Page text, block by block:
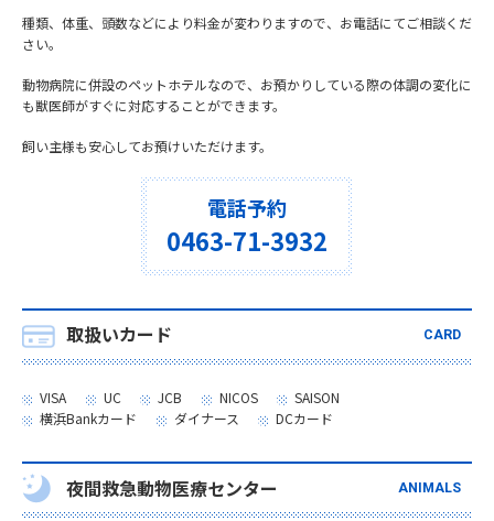
種類、体重、頭数などにより料金が変わりますので、お電話にてご相談くだ
さい。
動物病院に併設のペットホテルなので、お預かりしている際の体調の変化に
も獣医師がすぐに対応することができます。
飼い主様も安心してお預けいただけます。
電話予約
0463-71-3932
取扱いカード CARD
VISA UC JCB NICOS
SAISON
横浜Bankカード
ダイナース DCカード
夜間救急動物医療センター ANIMALS